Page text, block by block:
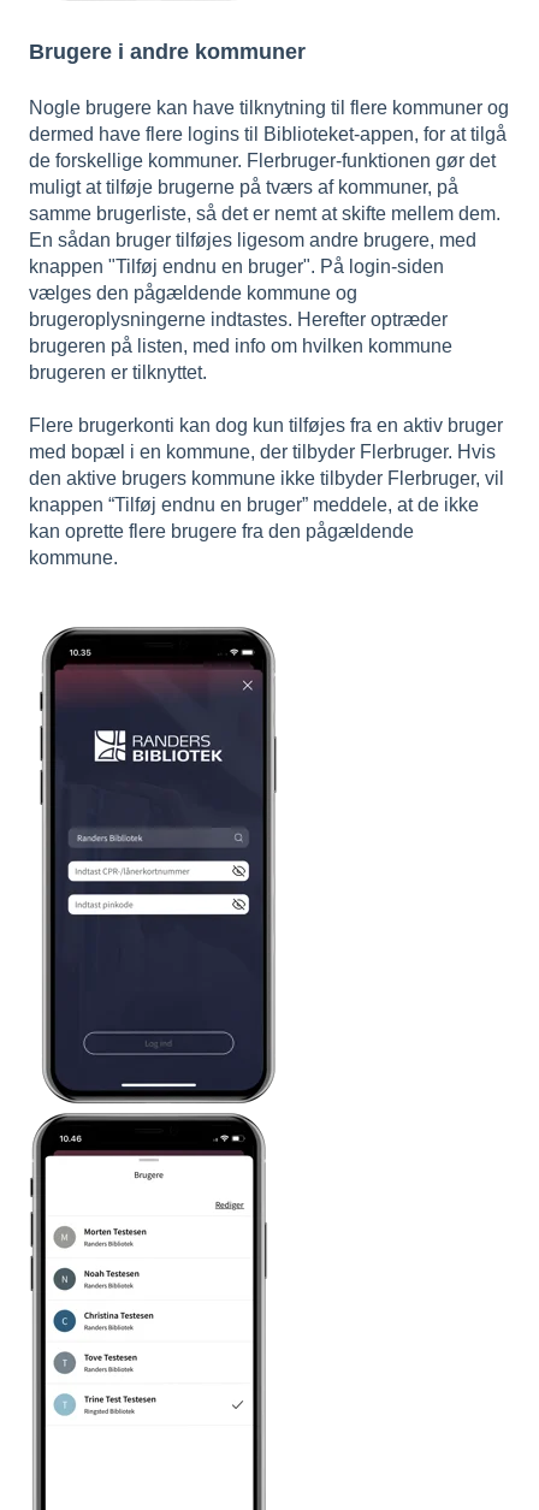
Brugere i andre kommuner
Nogle brugere kan have tilknytning til flere kommuner og
dermed have flere logins til Biblioteket-appen, for at tilgå
de forskellige kommuner. Flerbruger-funktionen gør det
muligt at tilføje brugerne på tværs af kommuner, på
samme brugerliste, så det er nemt at skifte mellem dem.
En sådan bruger tilføjes ligesom andre brugere, med
knappen "Tilføj endnu en bruger". På login-siden
vælges den pågældende kommune og
brugeroplysningerne indtastes. Herefter optræder
brugeren på listen, med info om hvilken kommune
brugeren er tilknyttet.
Flere brugerkonti kan dog kun tilføjes fra en aktiv bruger
med bopæl i en kommune, der tilbyder Flerbruger. Hvis
den aktive brugers kommune ikke tilbyder Flerbruger, vil
knappen “Tilføj endnu en bruger” meddele, at de ikke
kan oprette flere brugere fra den pågældende
kommune.